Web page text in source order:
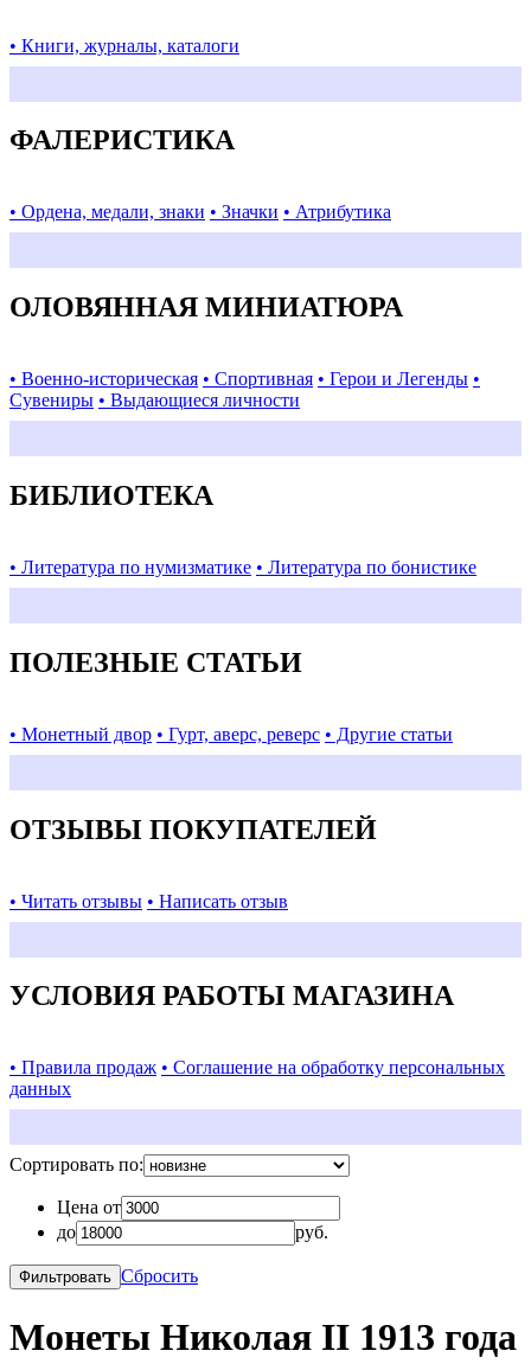
• Книги, журналы, каталоги
ФАЛЕРИСТИКА
• Ордена, медали, знаки • Значки • Атрибутика
ОЛОВЯННАЯ МИНИАТЮРА
• Военно-историческая • Спортивная • Герои и Легенды •
Сувениры • Выдающиеся личности
БИБЛИОТЕКА
• Литература по нумизматике • Литература по бонистике
ПОЛЕЗНЫЕ СТАТЬИ
• Монетный двор • Гурт, аверс, реверс • Другие статьи
ОТЗЫВЫ ПОКУПАТЕЛЕЙ
• Читать отзывы • Написать отзыв
УСЛОВИЯ РАБОТЫ МАГАЗИНА
• Правила продаж • Соглашение на обработку персональных
данных
Сортировать по:
Цена от
до
руб.
Сбросить
Монеты Николая II 1913 года